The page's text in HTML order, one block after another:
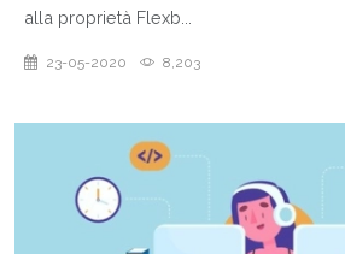
alla proprietà Flexb...
23-05-2020 8,203